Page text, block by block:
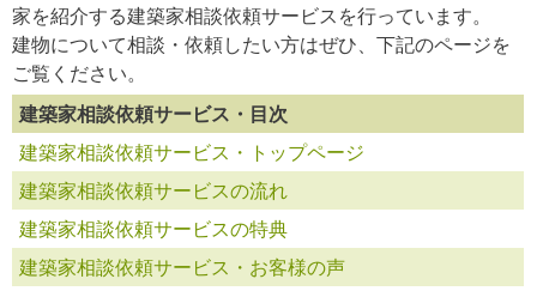
家を紹介する建築家相談依頼サービスを行っています。
建物について相談・依頼したい方はぜひ、下記のページを
ご覧ください。
建築家相談依頼サービス・目次
建築家相談依頼サービス・トップページ
建築家相談依頼サービスの流れ
建築家相談依頼サービスの特典
建築家相談依頼サービス・お客様の声